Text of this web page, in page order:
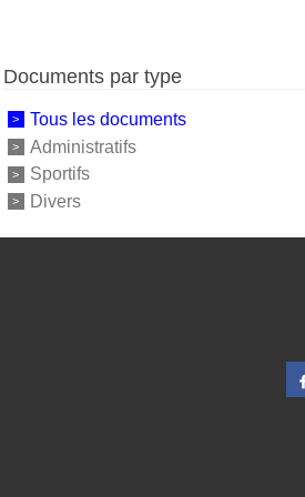
Documents par type
Tous les documents
Administratifs
Sportifs
Divers